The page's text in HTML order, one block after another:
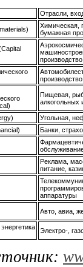
Отрасли,
Химическая,
бумажная
Пищевая,
алкогольных
Угольная,
Банки,
Реклама,
питание,
аппаратуры
Авто, авиа,
Электро-,